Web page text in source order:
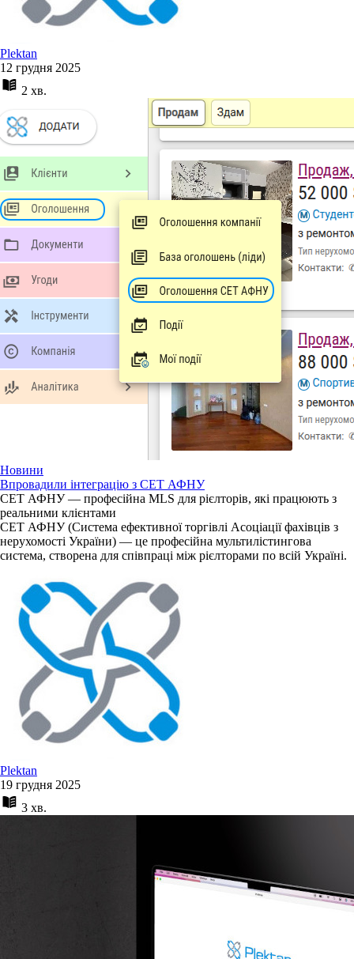
Plektan
12 грудня 2025
2 хв.
Новини
Впровадили інтеграцію з СЕТ АФНУ
СЕТ АФНУ — професійна MLS для рієлторів, які працюють з
реальними клієнтами
СЕТ АФНУ (Система ефективної торгівлі Асоціації фахівців з
нерухомості України) — це професійна мультилістингова
система, створена для співпраці між рієлторами по всій Україні.
Plektan
19 грудня 2025
3 хв.